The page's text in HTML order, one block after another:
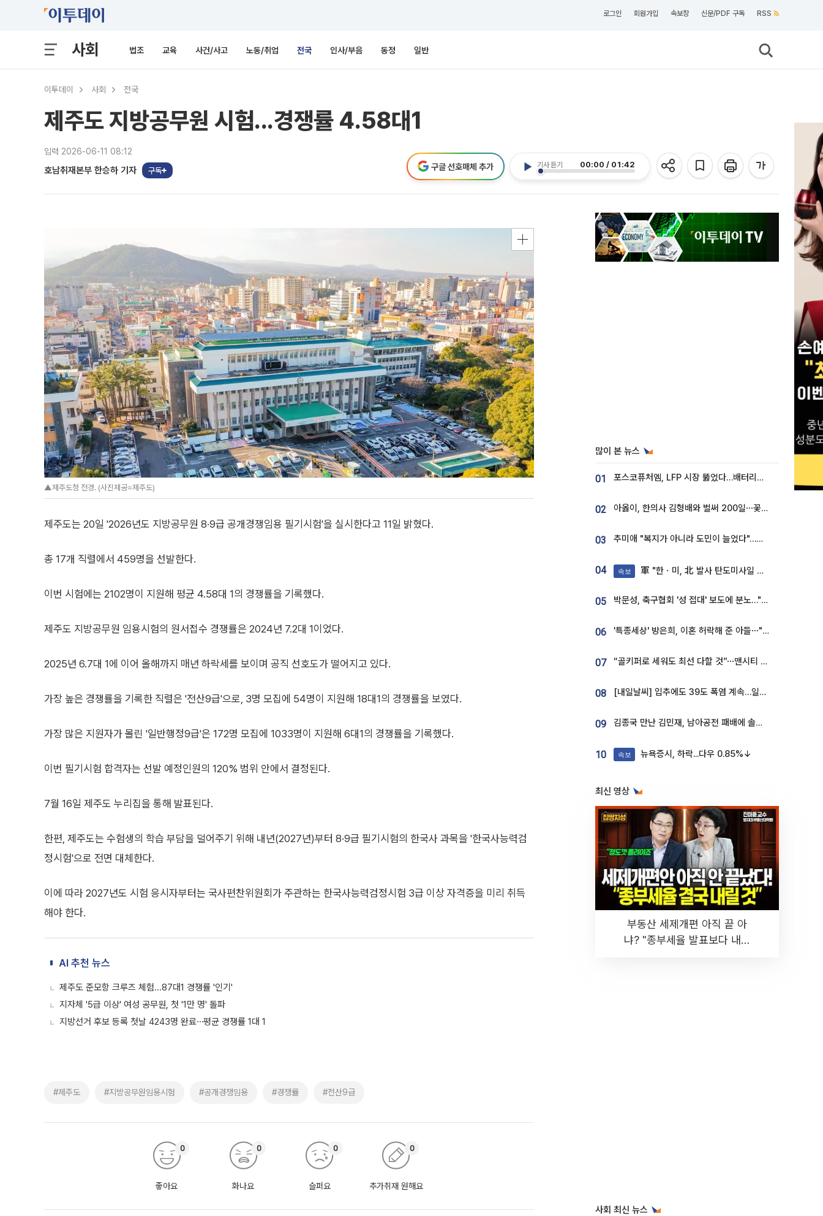
로그인 회원가입 속보창 신문/PDF 구독 RSS
사회 법조 교육 사건/사고 노동/취업 전국 인사/부음 동정 일반
이투데이 사회 전국
제주도 지방공무원 시험...경쟁률 4.58대1
입력 2026-06-11 08:12
호남취재본부 한승하 기자 구독
기사 듣기 00:00 / 01:42
구글 선호매체 추가
▲제주도청 전경. (사진제공=제주도)
제주도는 20일 '2026년도 지방공무원 8·9급 공개경쟁임용 필기시험'을 실시한다고 11일 밝혔다.
총 17개 직렬에서 459명을 선발한다.
이번 시험에는 2102명이 지원해 평균 4.58대 1의 경쟁률을 기록했다.
제주도 지방공무원 임용시험의 원서접수 경쟁률은 2024년 7.2대 1이었다.
2025년 6.7대 1에 이어 올해까지 매년 하락세를 보이며 공직 선호도가 떨어지고 있다.
가장 높은 경쟁률을 기록한 직렬은 '전산9급'으로, 3명 모집에 54명이 지원해 18대1의 경쟁률을 보였다.
가장 많은 지원자가 몰린 '일반행정9급'은 172명 모집에 1033명이 지원해 6대1의 경쟁률을 기록했다.
이번 필기시험 합격자는 선발 예정인원의 120% 범위 안에서 결정된다.
7월 16일 제주도 누리집을 통해 발표된다.
한편, 제주도는 수험생의 학습 부담을 덜어주기 위해 내년(2027년)부터 8·9급 필기시험의 한국사 과목을 '한국사능력검
정시험'으로 전면 대체한다.
이에 따라 2027년도 시험 응시자부터는 국사편찬위원회가 주관하는 한국사능력검정시험 3급 이상 자격증을 미리 취득
해야 한다.
AI 추천 뉴스
제주도 준모항 크루즈 체험...87대1 경쟁률 '인기'
지자체 '5급 이상' 여성 공무원, 첫 '1만 명' 돌파
지방선거 후보 등록 첫날 4243명 완료⋯평균 경쟁률 1대 1
#제주도 #지방공무원임용시험 #공개경쟁임용 #경쟁률 #전산9급
좋아요
0
화나요
0
슬퍼요
0
추가취재 원해요
0
많이 본 뉴스
01 포스코퓨처엠, LFP 시장 뚫었다…배터리사와 대규모 장기 공급 합의
02 아옳이, 한의사 김형배와 벌써 200일⋯꽃다발 들고 "프러포즈 아냐"
03 추미애 "복지가 아니라 도민이 늘었다"…재정난 책임론 정면돌파
04 속보 軍 "한ㆍ미, 北 발사 탄도미사일 제원 정밀분석 중"
05 박문성, 축구협회 '성 접대' 보도에 분노…"다 말아먹으려고 작정했나"
06 '특종세상' 방은희, 이혼 허락해 준 아들⋯"너무 잘 커줬다" 오열
07 “골키퍼로 세워도 최선 다할 것”⋯맨시티 누네스, 주전 경쟁 각오 [인터뷰]
08 [내일날씨] 입추에도 39도 폭염 계속…일부 지역 소나기
09 김종국 만난 김민재, 남아공전 패배에 솔직한 속내⋯"선수들도 못하긴 했다"
10 속보 뉴욕증시, 하락...다우 0.85%↓
최신 영상
부동산 세제개편 아직 끝 아
냐? "종부세율 발표보다 내릴
사회 최신 뉴스